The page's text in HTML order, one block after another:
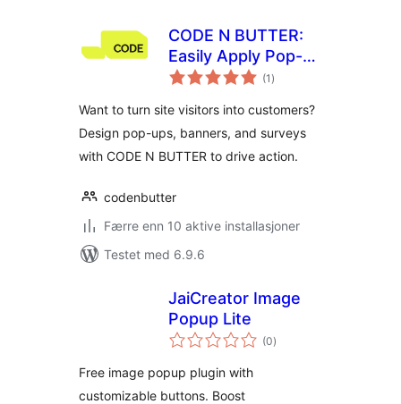
CODE N BUTTER:
Easily Apply Pop-
Ups and Banners to
Developers
(1 totale
vurderinger
)
Want to turn site visitors into customers?
Design pop-ups, banners, and surveys
with CODE N BUTTER to drive action.
codenbutter
Færre enn 10 aktive installasjoner
Testet med 6.9.6
JaiCreator Image
Popup Lite
(0totale
vurderinger
)
Free image popup plugin with
customizable buttons. Boost